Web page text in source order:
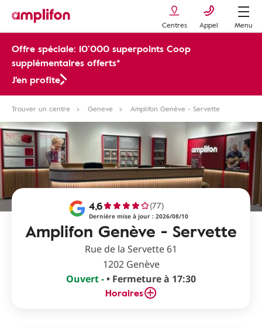
Centres Appel Menu
Offre spéciale: 10’000 superpoints Coop
supplémentaires offerts*
J'en profite
Trouver un centre Geneve Amplifon Genève - Servette
Amplifon Genève - Servette
4,6 (77)
Dernière mise à jour : 2026/08/10
Rue de la Servette 61
1202 Genève
Ouvert -• Fermeture à 17:30
Horaires